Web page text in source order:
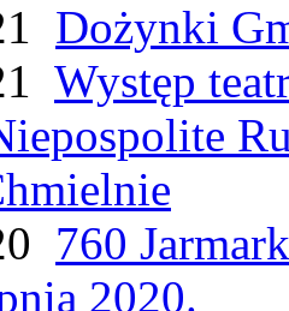
Dożynki
Występ
760
2020.